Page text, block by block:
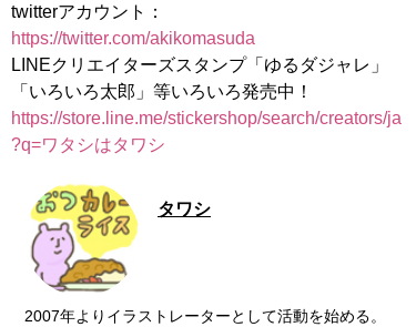
twitterアカウント：
https://twitter.com/akikomasuda
LINEクリエイターズスタンプ「ゆるダジャレ」
https://store.line.me/stickershop/search/creators/ja
?q=ワタシはタワシ
タワシ
2007年よりイラストレーターとして活動を始める。